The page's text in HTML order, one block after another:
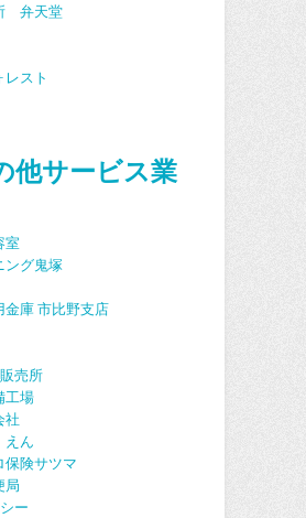
弁天堂
スト
他サービス業
室
ング鬼塚
金庫 市比野支店
売所
工場
社
ん
険サツマ
局
ー